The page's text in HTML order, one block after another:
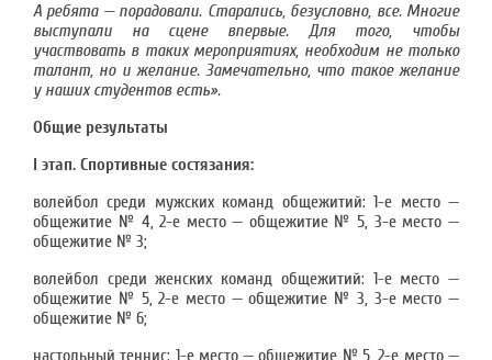
А ребята — порадовали. Старались, безусловно, все. Многие
выступали на сцене впервые. Для того, чтобы
участвовать в таких мероприятиях, необходим не только
талант, но и желание. Замечательно, что такое желание
у наших студентов есть».
Общие результаты
I этап. Спортивные состязания:
волейбол среди мужских команд общежитий: 1-е место —
общежитие № 4, 2-е место — общежитие № 5, 3-е место —
общежитие № 3;
волейбол среди женских команд общежитий: 1-е место —
общежитие № 5, 2-е место — общежитие № 3, 3-е место —
общежитие № 6;
настольный теннис: 1-е место — общежитие № 5, 2-е место —